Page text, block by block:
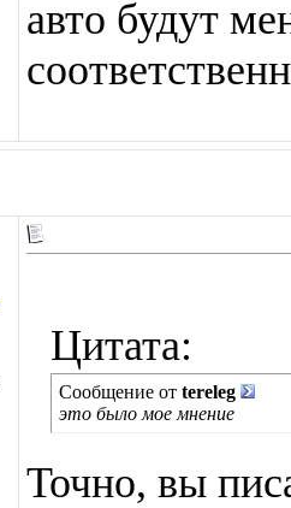
авто будут
Цитата:
Сообщение от tereleg
это было мое мнение
Точно, вы